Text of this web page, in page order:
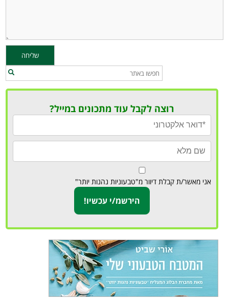
רוצה לקבל עוד מתכונים במייל?
אני מאשר/ת קבלת דיוור מ"טבעוניות נהנות יותר"